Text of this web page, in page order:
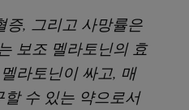
증, 그리고 사망률은
보조 멜라토닌의 효
라토닌이 싸고, 매
수 있는 약으로서